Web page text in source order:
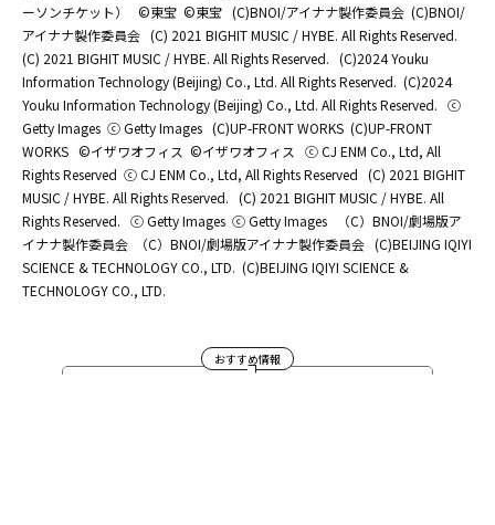
ーソンチケット）
©東宝 ©東宝 (C)BNOI/アイナナ製作委員会 (C)BNOI/
アイナナ製作委員会 (C) 2021 BIGHIT MUSIC / HYBE. All Rights Reserved.
(C) 2021 BIGHIT MUSIC / HYBE. All Rights Reserved. (C)2024 Youku
Information Technology (Beijing) Co., Ltd. All Rights Reserved. (C)2024
Youku Information Technology (Beijing) Co., Ltd. All Rights Reserved. ⓒ
Getty Images ⓒ Getty Images (C)UP-FRONT WORKS (C)UP-FRONT
WORKS ©イザワオフィス ©イザワオフィス
ⓒ CJ ENM Co., Ltd, All
Rights Reserved ⓒ CJ ENM Co., Ltd, All Rights Reserved (C) 2021 BIGHIT
MUSIC / HYBE. All Rights Reserved. (C) 2021 BIGHIT MUSIC / HYBE. All
Rights Reserved. ⓒ Getty Images ⓒ Getty Images
（C）BNOI/劇場版ア
イナナ製作委員会
（C）BNOI/劇場版アイナナ製作委員会 (C)BEIJING IQIYI
SCIENCE & TECHNOLOGY CO., LTD. (C)BEIJING IQIYI SCIENCE &
TECHNOLOGY CO., LTD.
おすすめ情報